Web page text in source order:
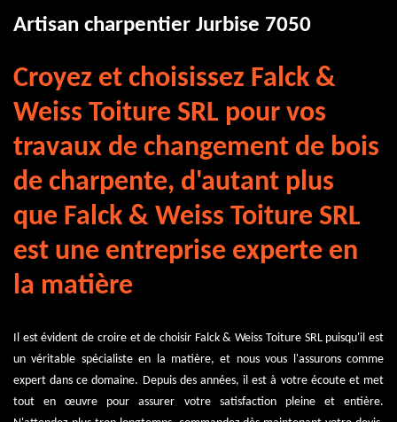
Artisan charpentier Jurbise 7050
Croyez et choisissez Falck &
Weiss Toiture SRL pour vos
travaux de changement de bois
de charpente, d'autant plus
que Falck & Weiss Toiture SRL
est une entreprise experte en
la matière
Il est évident de croire et de choisir Falck & Weiss Toiture SRL puisqu'il est
un véritable spécialiste en la matière, et nous vous l'assurons comme
expert dans ce domaine. Depuis des années, il est à votre écoute et met
tout en œuvre pour assurer votre satisfaction pleine et entière.